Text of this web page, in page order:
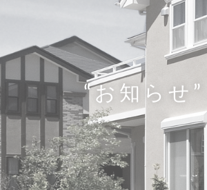
“お知らせ”